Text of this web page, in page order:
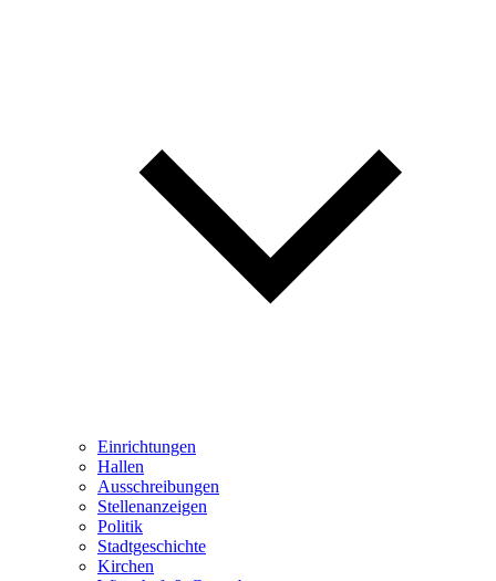
Einrichtungen
Hallen
Ausschreibungen
Stellenanzeigen
Politik
Stadtgeschichte
Kirchen